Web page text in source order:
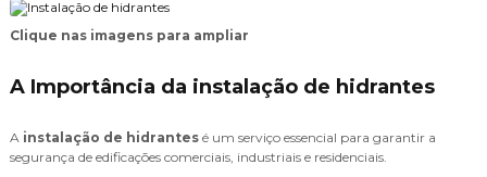
Clique nas imagens para ampliar
A Importância da instalação de hidrantes
A instalação de hidrantes é um serviço essencial para garantir a
segurança de edificações comerciais, industriais e residenciais.